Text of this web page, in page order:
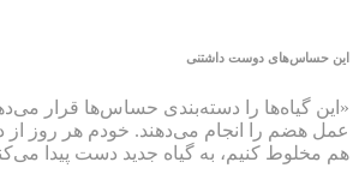
این حساس‌های دوست داشتنی
«این گیاه‌ها را دسته‌بندی حساس‌ها قرار
عمل هضم را انجام می‌دهند. خودم هر روز از
هم مخلوط کنیم، به گیاه جدید دست پیدا